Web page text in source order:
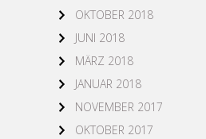
OKTOBER 2018
JUNI 2018
MÄRZ 2018
JANUAR 2018
NOVEMBER 2017
OKTOBER 2017